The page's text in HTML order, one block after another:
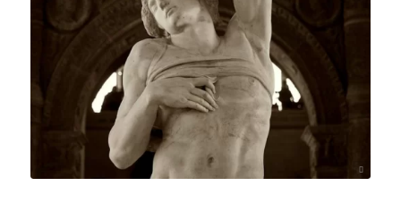
Jörg Bittner Unna / commons.wikimedia.org / CC BY-SA 3.0